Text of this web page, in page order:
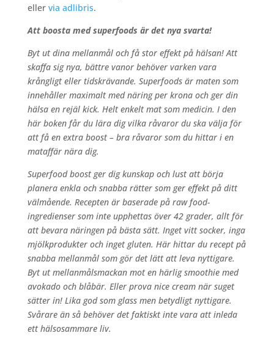
eller via adlibris.
Att boosta med superfoods är det nya svarta!
Byt ut dina mellanmål och få stor effekt på hälsan! Att
skaffa sig nya, bättre vanor behöver varken vara
krångligt eller tidskrävande. Superfoods är maten som
innehåller maximalt med näring per krona och ger din
hälsa en rejäl kick. Helt enkelt mat som medicin. I den
här boken får du lära dig vilka råvaror du ska välja för
att få en extra boost – bra råvaror som du hittar i en
mataffär nära dig.
Superfood boost ger dig kunskap och lust att börja
planera enkla och snabba rätter som ger effekt på ditt
välmående. Recepten är baserade på raw food-
ingredienser som inte upphettas över 42 grader, allt för
att bevara näringen på bästa sätt. Inget vitt socker, inga
mjölkprodukter och inget gluten. Här hittar du recept på
snabba mellanmål som gör det lätt att leva nyttigare.
Byt ut mellanmålsmackan mot en härlig smoothie med
avokado och blåbär. Eller prova nice cream när suget
sätter in! Lika god som glass men betydligt nyttigare.
Svårare än så behöver det faktiskt inte vara att inleda
ett hälsosammare liv.